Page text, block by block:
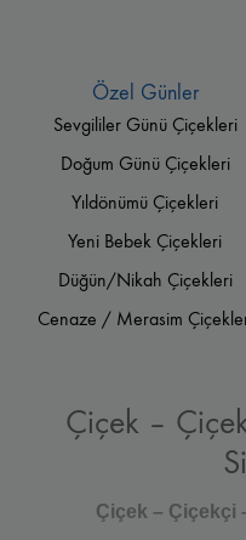
Özel Günler
Sevgililer Günü Çiçekleri
Doğum Günü Çiçekleri
Yıldönümü Çiçekleri
Yeni Bebek Çiçekleri
Düğün/Nikah Çiçekleri
Cenaze / Merasim
Çiçek –
Çiçek – Çiçekçi